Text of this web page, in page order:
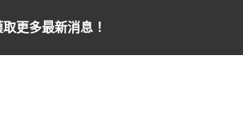
更多最新消息！